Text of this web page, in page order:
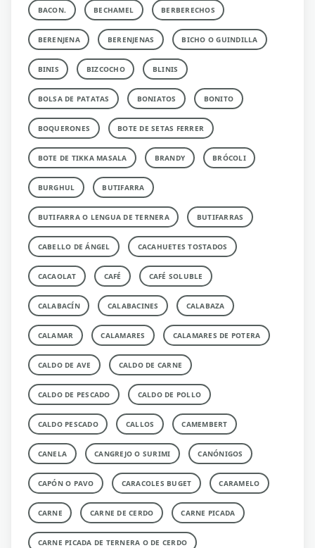
BACON. BECHAMEL BERBERECHOS
BERENJENA BERENJENAS BICHO O GUINDILLA
BINIS BIZCOCHO BLINIS
BOLSA DE PATATAS BONIATOS BONITO
BOQUERONES BOTE DE SETAS FERRER
BOTE DE TIKKA MASALA BRANDY BRÓCOLI
BURGHUL BUTIFARRA
BUTIFARRA O LENGUA DE TERNERA BUTIFARRAS
CABELLO DE ÁNGEL CACAHUETES TOSTADOS
CACAOLAT CAFÉ CAFÉ SOLUBLE
CALABACÍN CALABACINES CALABAZA
CALAMAR CALAMARES CALAMARES DE POTERA
CALDO DE AVE CALDO DE CARNE
CALDO DE PESCADO CALDO DE POLLO
CALDO PESCADO CALLOS CAMEMBERT
CANELA CANGREJO O SURIMI CANÓNIGOS
CAPÓN O PAVO CARACOLES BUGET CARAMELO
CARNE CARNE DE CERDO CARNE PICADA
CARNE PICADA DE TERNERA O DE CERDO